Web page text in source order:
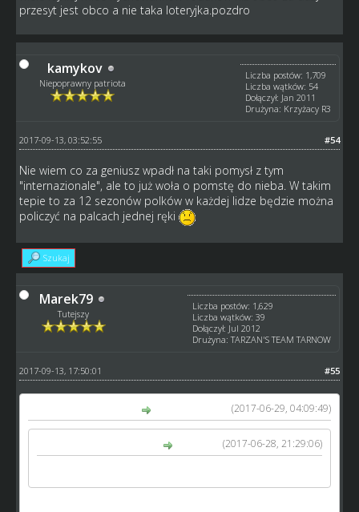
przesyt jest obco a nie taka loteryjka.pozdro
kamykov
Niepoprawny patriota
Liczba postów: 1,709
Liczba wątków: 54
Dołączył: Jan 2011
Drużyna: Krzyżacy R3
#54
2017-09-13, 03:52:55
Nie wiem co za geniusz wpadł na taki pomysł z tym
"internazionale", ale to już woła o pomstę do nieba. W takim
tepie to za 12 sezonów polków w każdej lidze będzie można
policzyć na palcach jednej ręki
Szukaj
Marek79
Tutejszy
Liczba postów: 1,629
Liczba wątków: 39
Dołączył: Jul 2012
Drużyna: TARZAN'S TEAM TARNOW
#55
2017-09-13, 17:50:01
(2017-06-29, 04:09:49)
(2017-06-28, 21:29:06)